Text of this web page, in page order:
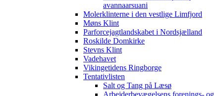
avannaarsuani
Molerklinterne i den vestlige Limfjord
Møns Klint
Parforcejagtlandskabet i Nordsjælland
Roskilde Domkirke
Stevns Klint
Vadehavet
Vikingetidens Ringborge
Tentativlisten
Salt og Tang på Læsø
Arbejderbevægelsens forenings- og